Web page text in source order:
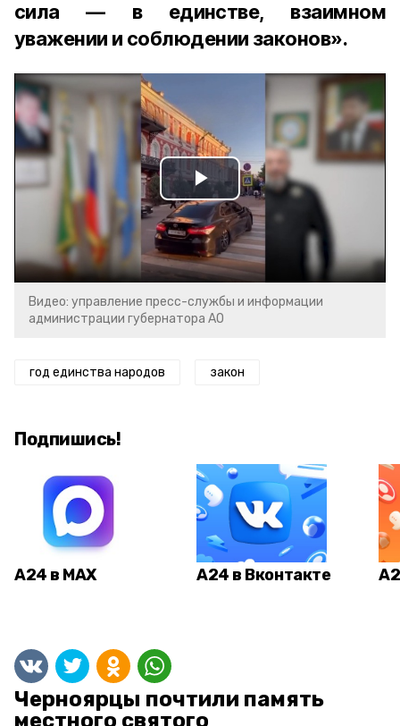
сила — в единстве, взаимном
уважении и соблюдении законов».
Play
Video
Видео: управление пресс-службы и информации
администрации губернатора АО
год единства народов закон
Подпишись!
А24 в MAX А24 в Вконтакте
Черноярцы почтили память
местного святого